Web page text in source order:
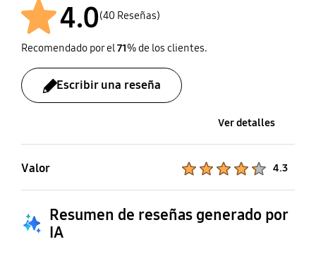
4.0(40 Reseñas)
Recomendado por el71% de los clientes.
Escribir una reseña
Ver detalles
Valor 4.3
Resumen de reseñas generado por
IA